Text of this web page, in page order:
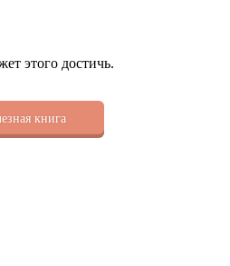
этого достичь.
книга